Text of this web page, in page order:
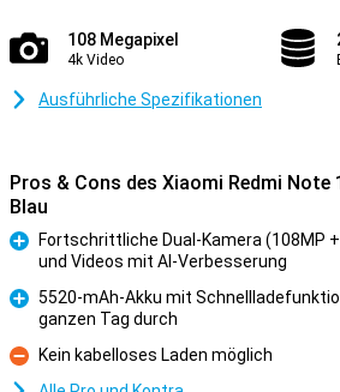
108 Megapixel
4k Video
Ausführliche Spezifikationen
Pros & Cons des Xiaomi Redmi Note
Blau
Fortschrittliche Dual-Kamera (108MP
und Videos mit AI-Verbesserung
5520-mAh-Akku mit
ganzen Tag durch
Kontra
Kein kabelloses Laden möglich